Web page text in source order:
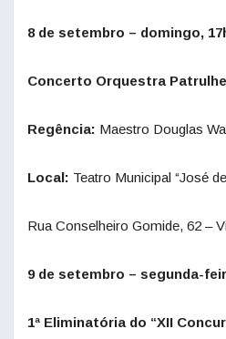
8 de setembro – domingo,
Concerto Orquestra
Regência: Maestro Douglas
Local: Teatro Municipal “José
Rua Conselheiro Gomide, 62 –
9 de setembro – segunda-
1ª Eliminatória do “XII